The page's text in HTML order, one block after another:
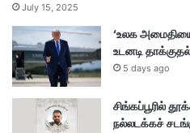
July 15, 2025
‘உலக
உடனடி
5 days ago
சிங்கப்பூரில்
நல்லடக்கச்